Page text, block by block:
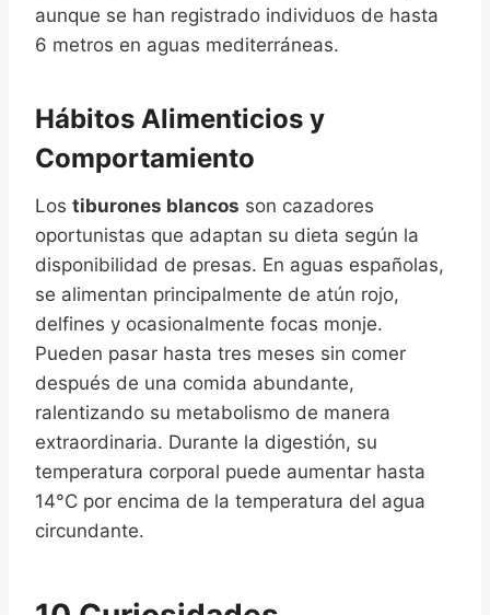
aunque se han registrado individuos de hasta
6 metros en aguas mediterráneas.
Hábitos Alimenticios y
Comportamiento
Los tiburones blancos son cazadores
oportunistas que adaptan su dieta según la
disponibilidad de presas. En aguas españolas,
se alimentan principalmente de atún rojo,
delfines y ocasionalmente focas monje.
Pueden pasar hasta tres meses sin comer
después de una comida abundante,
ralentizando su metabolismo de manera
extraordinaria. Durante la digestión, su
temperatura corporal puede aumentar hasta
14°C por encima de la temperatura del agua
circundante.